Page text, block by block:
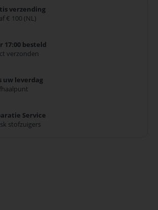
verzending
€ 100 (NL)
17:00 besteld
verzonden
uw leverdag
Service
stofzuigers